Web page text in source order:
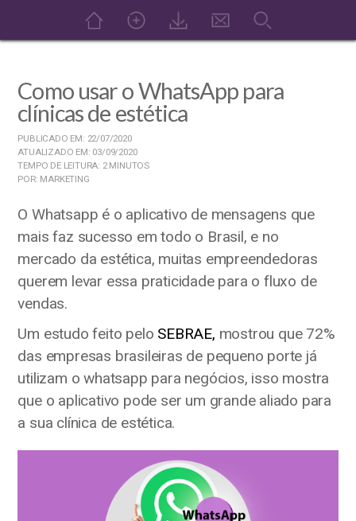
Como usar o WhatsApp para
clínicas de estética
PUBLICADO EM: 22/07/2020
ATUALIZADO EM: 03/09/2020
TEMPO DE LEITURA: 2 MINUTOS
POR: MARKETING
O Whatsapp é o aplicativo de mensagens que
mais faz sucesso em todo o Brasil, e no
mercado da estética, muitas empreendedoras
querem levar essa praticidade para o fluxo de
vendas.
Um estudo feito pelo SEBRAE, mostrou que 72%
das empresas brasileiras de pequeno porte já
utilizam o whatsapp para negócios, isso mostra
que o aplicativo pode ser um grande aliado para
a sua clínica de estética.